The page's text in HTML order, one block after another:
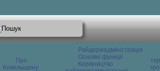
Про
Ковельщину
Райдержадміністрація
Основні функції
Керівництво